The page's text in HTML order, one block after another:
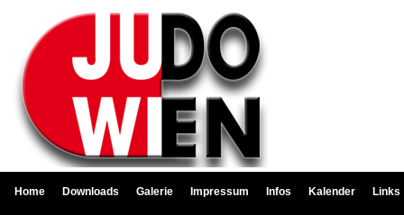
Home Downloads Galerie Impressum Infos Kalender Links